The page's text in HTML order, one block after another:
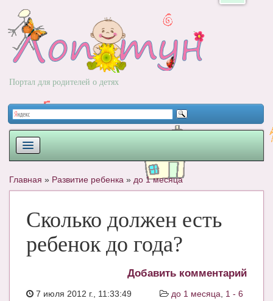
Портал для родителей о детях
НОВОРОЖДЕННЫЙ
РАЗВИТИЕ
ЧАТ
Главная » Развитие ребенка » до 1 месяца
Сколько должен есть
ребенок до года?
Добавить комментарий
7 июля 2012 г., 11:33:49 до 1 месяца
1 - 6